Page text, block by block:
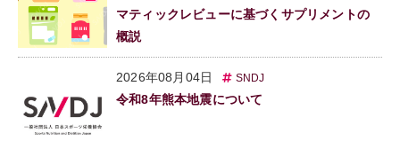
マティックレビューに基づくサプリメントの
概説
2026年08月04日 SNDJ
令和8年熊本地震について